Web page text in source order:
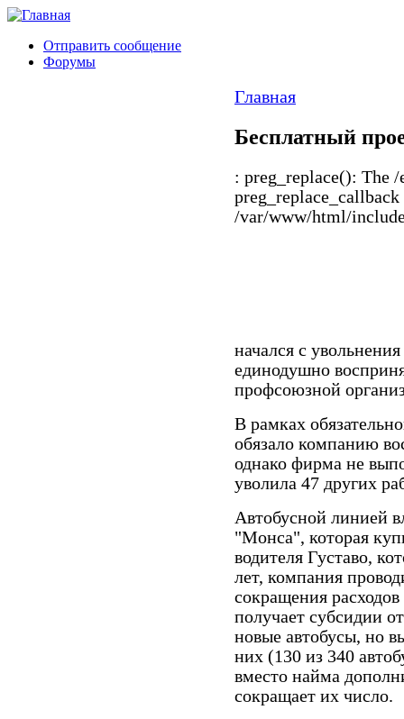
Отправить сообщение
Форумы
Главная
Бесплатный
: preg_replace(): The
/var/www/html/
начался с
единодушно
профсоюзной
В рамках
обязало компанию
однако фирма не
уволила 47 других
Автобусной линией
"Монса", которая
водителя Густаво,
лет, компания
сокращения
получает субсидии
новые автобусы, но
них (130 из 340
вместо найма
сокращает их число.